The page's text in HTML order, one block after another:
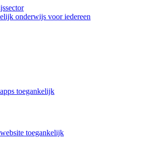
onderwijs voor iedereen
toegankelijk
toegankelijk